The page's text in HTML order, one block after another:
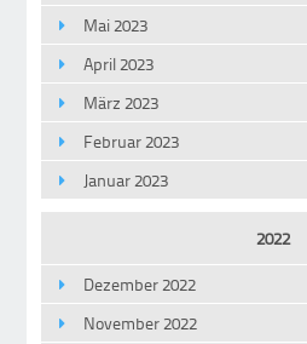
Mai 2023
April 2023
März 2023
Februar 2023
Januar 2023
2022
Dezember 2022
November 2022